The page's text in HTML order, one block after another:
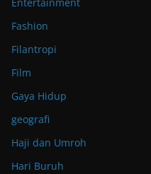
Entertainment
Fashion
Filantropi
Film
Gaya Hidup
geografi
Haji dan Umroh
Hari Buruh